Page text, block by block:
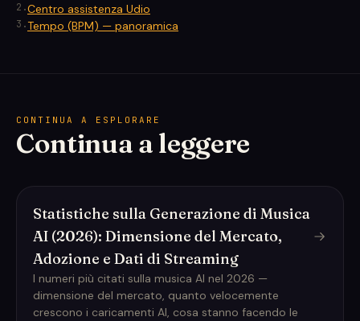
2 .Centro assistenza Udio
3 .Tempo (BPM) — panoramica
CONTINUA A ESPLORARE
Continua a leggere
Statistiche sulla Generazione di Musica
AI (2026): Dimensione del Mercato,
Adozione e Dati di Streaming
I numeri più citati sulla musica AI nel 2026 —
dimensione del mercato, quanto velocemente
crescono i caricamenti AI, cosa stanno facendo le